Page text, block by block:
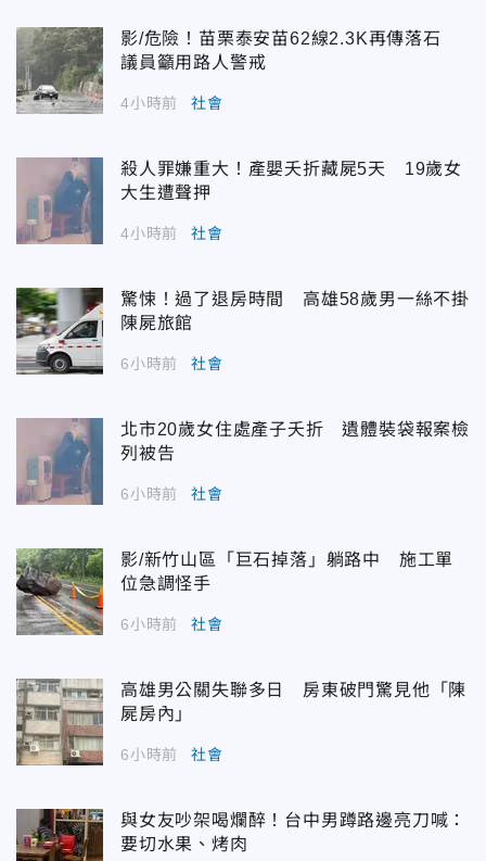
影/危險！苗栗泰安苗62線2.3K再傳落石
議員籲用路人警戒
4小時前 社會
殺人罪嫌重大！產嬰夭折藏屍5天 19歲女
大生遭聲押
4小時前 社會
驚悚！過了退房時間 高雄58歲男一絲不掛
陳屍旅館
6小時前 社會
北市20歲女住處產子夭折 遺體裝袋報案檢
列被告
6小時前 社會
影/新竹山區「巨石掉落」躺路中 施工單
位急調怪手
6小時前 社會
高雄男公關失聯多日 房東破門驚見他「陳
屍房內」
6小時前 社會
與女友吵架喝爛醉！台中男蹲路邊亮刀喊：
要切水果、烤肉